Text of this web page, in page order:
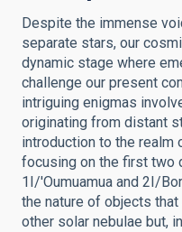
Despite the immense
separate stars, our
dynamic stage where
challenge our present
intriguing enigmas
originating from distant
introduction to the realm
focusing on the first two
1I/'Oumuamua and 2I/
the nature of objects
other solar nebulae but,